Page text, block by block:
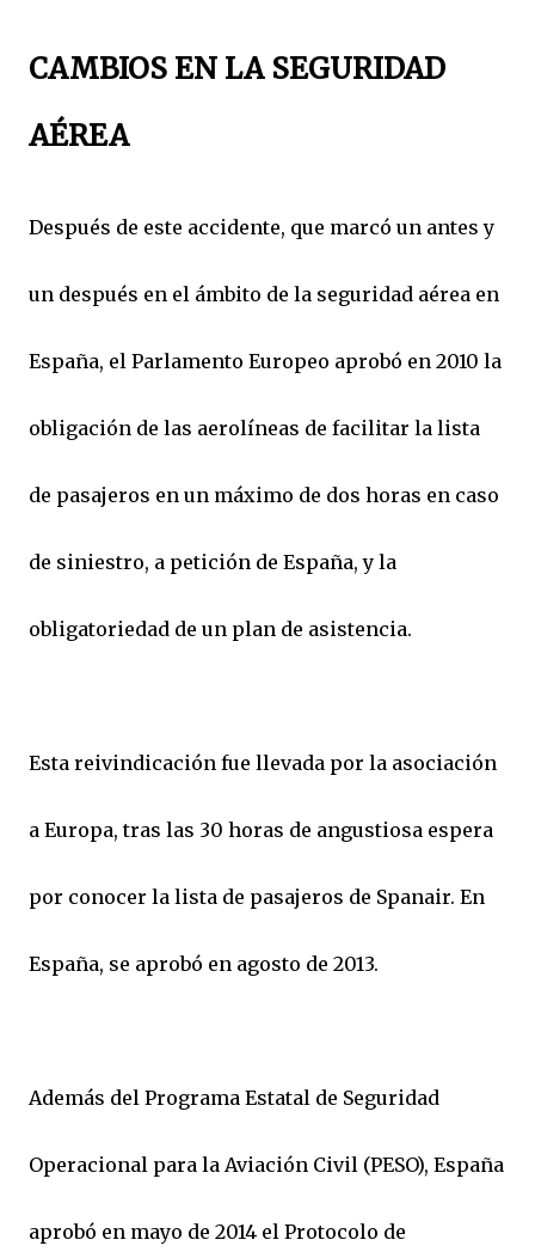
CAMBIOS EN LA SEGURIDAD
AÉREA
Después de este accidente, que marcó un antes y
un después en el ámbito de la seguridad aérea en
España, el Parlamento Europeo aprobó en 2010 la
obligación de las aerolíneas de facilitar la lista
de pasajeros en un máximo de dos horas en caso
de siniestro, a petición de España, y la
obligatoriedad de un plan de asistencia.
Esta reivindicación fue llevada por la asociación
a Europa, tras las 30 horas de angustiosa espera
por conocer la lista de pasajeros de Spanair. En
España, se aprobó en agosto de 2013.
Además del Programa Estatal de Seguridad
Operacional para la Aviación Civil (PESO), España
aprobó en mayo de 2014 el Protocolo de